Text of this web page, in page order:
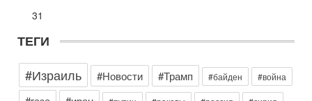
предстоящие выборы могут быть сфальсифицированы, их
Нью-Йорк готовится к визиту Нетаниягу - НОВОСТИ
09/08/2026
Полиция Нью-Йорка готовится усилить меры безопасности
31
ТЕГИ
#Израиль
#Новости #Трамп #байден #война